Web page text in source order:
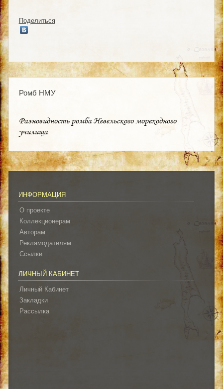
Поделиться
Ромб НМУ
Разновидность ромба Невельского мореходного
училища
ИНФОРМАЦИЯ
О проекте
Коллекционерам
Авторам
Рекламодателям
Ссылки
ЛИЧНЫЙ КАБИНЕТ
Личный Кабинет
Закладки
Рассылка